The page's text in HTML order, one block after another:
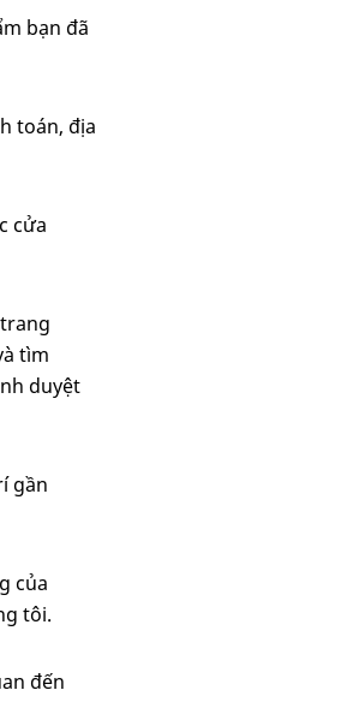
bạn đã
toán, địa
cửa
tìm
duyệt
gần
của
tôi.
đến